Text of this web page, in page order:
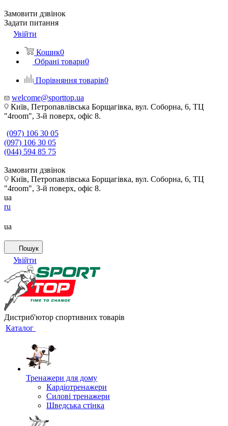
Замовити дзвінок
Задати питання
Увійти
Кошик0
Обрані товари0
Порівняння товарів0
welcome@sporttop.ua
Київ, Петропавлівська Борщагівка, вул. Соборна, 6, ТЦ
"4room", 3-й поверх, офіс 8.
(097) 106 30 05
(097) 106 30 05
(044) 594 85 75
Замовити дзвінок
Київ, Петропавлівська Борщагівка, вул. Соборна, 6, ТЦ
"4room", 3-й поверх, офіс 8.
ua
ru
ua
Пошук
Увійти
Дистриб'ютор спортивних товарів
Каталог
Тренажери для дому
Кардіотренажери
Силові тренажери
Шведська стінка